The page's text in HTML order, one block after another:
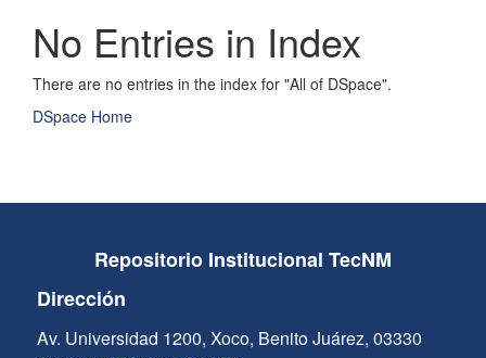
No Entries in Index
There are no entries in the index for "All of DSpace".
DSpace Home
Repositorio Institucional TecNM
Dirección
Av. Universidad 1200, Xoco, Benito Juárez, 03330